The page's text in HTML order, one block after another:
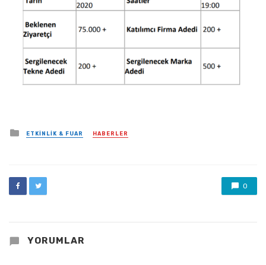
Posted
in
ETKINLIK & FUAR HABERLER
0
YORUMLAR